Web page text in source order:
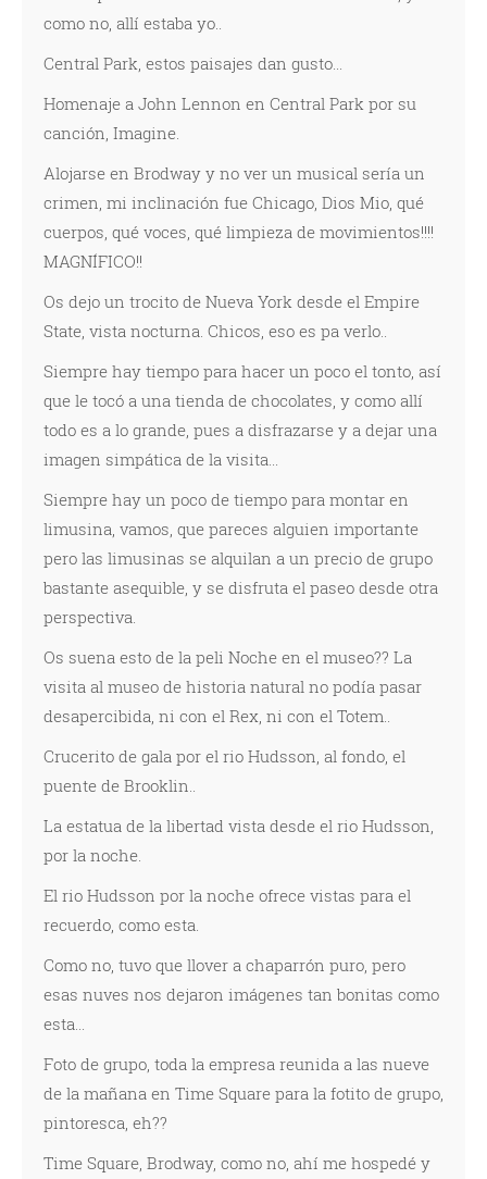
como no, allí estaba yo..
Central Park, estos paisajes dan gusto...
Homenaje a John Lennon en Central Park por su
canción, Imagine.
Alojarse en Brodway y no ver un musical sería un
crimen, mi inclinación fue Chicago, Dios Mio, qué
cuerpos, qué voces, qué limpieza de movimientos!!!!
MAGNÍFICO!!
Os dejo un trocito de Nueva York desde el Empire
State, vista nocturna. Chicos, eso es pa verlo..
Siempre hay tiempo para hacer un poco el tonto, así
que le tocó a una tienda de chocolates, y como allí
todo es a lo grande, pues a disfrazarse y a dejar una
imagen simpática de la visita...
Siempre hay un poco de tiempo para montar en
limusina, vamos, que pareces alguien importante
pero las limusinas se alquilan a un precio de grupo
bastante asequible, y se disfruta el paseo desde otra
perspectiva.
Os suena esto de la peli Noche en el museo?? La
visita al museo de historia natural no podía pasar
desapercibida, ni con el Rex, ni con el Totem..
Crucerito de gala por el rio Hudsson, al fondo, el
puente de Brooklin..
La estatua de la libertad vista desde el rio Hudsson,
por la noche.
El rio Hudsson por la noche ofrece vistas para el
recuerdo, como esta.
Como no, tuvo que llover a chaparrón puro, pero
esas nuves nos dejaron imágenes tan bonitas como
esta...
Foto de grupo, toda la empresa reunida a las nueve
de la mañana en Time Square para la fotito de grupo,
pintoresca, eh??
Time Square, Brodway, como no, ahí me hospedé y